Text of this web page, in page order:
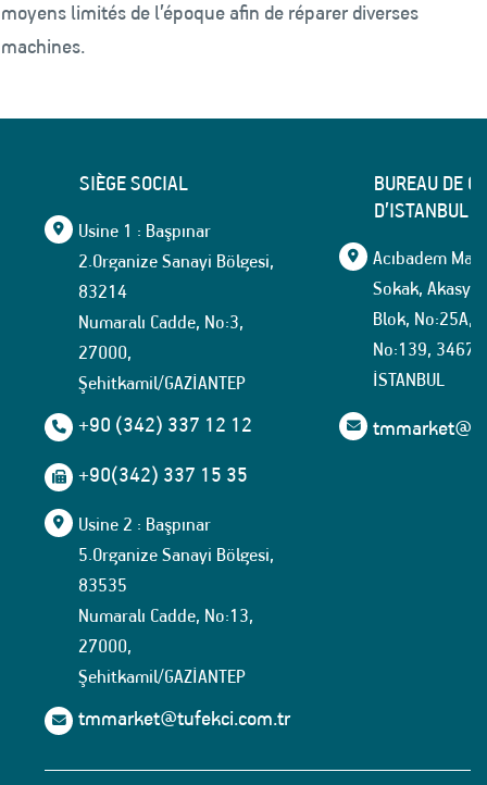
moyens limités de l’époque afin de réparer diverses
machines.
SIÈGE SOCIAL
Usine 1 : Başpınar
2.Organize Sanayi Bölgesi,
83214
Numaralı Cadde, No:3,
27000,
Şehitkamil/GAZİANTEP
+90 (342) 337 12 12
+90(342) 337 15 35
Usine 2 : Başpınar
5.Organize Sanayi Bölgesi,
83535
Numaralı Cadde, No:13,
27000,
Şehitkamil/GAZİANTEP
tmmarket@tufekci.com.tr
BUREAU DE
D’ISTANBUL
Acıbadem
Sokak, Akasya
Blok, No:25A,
No:139,
İSTANBUL